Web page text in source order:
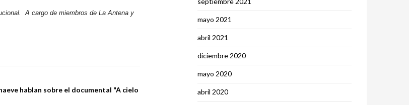
A cargo de miembros de La Antena y
hablan sobre el documental "A cielo
mayo 2021
abril 2021
diciembre 2020
mayo 2020
abril 2020